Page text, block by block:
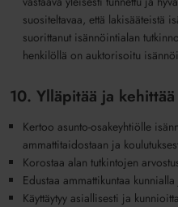
suositeltavaa, että lakisääteistä
suorittanut isännöintialan
henkilöllä on auktorisoitu
10. Ylläpitää ja
Kertoo asunto-osakeyhtiölle
ammattitaidostaan ja
Korostaa alan tutkintojen
Edustaa ammattikuntaa
Käyttäytyy asiallisesti ja